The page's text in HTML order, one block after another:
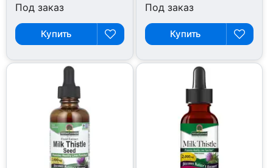
Под заказ
Купить
Под заказ
Купить